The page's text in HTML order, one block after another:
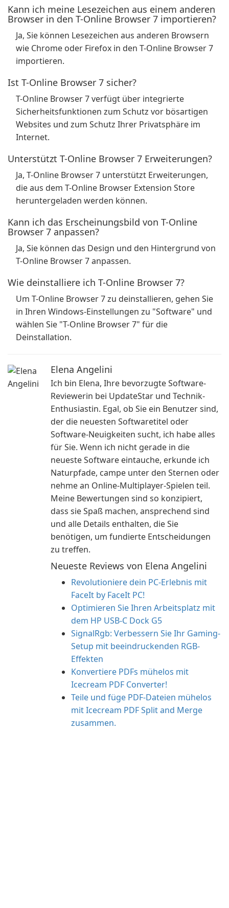
Kann ich meine Lesezeichen aus einem anderen
Browser in den T-Online Browser 7 importieren?
Ja, Sie können Lesezeichen aus anderen Browsern
wie Chrome oder Firefox in den T-Online Browser 7
importieren.
Ist T-Online Browser 7 sicher?
T-Online Browser 7 verfügt über integrierte
Sicherheitsfunktionen zum Schutz vor bösartigen
Websites und zum Schutz Ihrer Privatsphäre im
Internet.
Unterstützt T-Online Browser 7 Erweiterungen?
Ja, T-Online Browser 7 unterstützt Erweiterungen,
die aus dem T-Online Browser Extension Store
heruntergeladen werden können.
Kann ich das Erscheinungsbild von T-Online
Browser 7 anpassen?
Ja, Sie können das Design und den Hintergrund von
T-Online Browser 7 anpassen.
Wie deinstalliere ich T-Online Browser 7?
Um T-Online Browser 7 zu deinstallieren, gehen Sie
in Ihren Windows-Einstellungen zu "Software" und
wählen Sie "T-Online Browser 7" für die
Deinstallation.
Elena Angelini
Ich bin Elena, Ihre bevorzugte Software-
Reviewerin bei UpdateStar und Technik-
Enthusiastin. Egal, ob Sie ein Benutzer sind,
der die neuesten Softwaretitel oder
Software-Neuigkeiten sucht, ich habe alles
für Sie. Wenn ich nicht gerade in die
neueste Software eintauche, erkunde ich
Naturpfade, campe unter den Sternen oder
nehme an Online-Multiplayer-Spielen teil.
Meine Bewertungen sind so konzipiert,
dass sie Spaß machen, ansprechend sind
und alle Details enthalten, die Sie
benötigen, um fundierte Entscheidungen
zu treffen.
Neueste Reviews von Elena Angelini
Revolutioniere dein PC-Erlebnis mit
FaceIt by FaceIt PC!
Optimieren Sie Ihren Arbeitsplatz mit
dem HP USB-C Dock G5
SignalRgb: Verbessern Sie Ihr Gaming-
Setup mit beeindruckenden RGB-
Effekten
Konvertiere PDFs mühelos mit
Icecream PDF Converter!
Teile und füge PDF-Dateien mühelos
mit Icecream PDF Split and Merge
zusammen.